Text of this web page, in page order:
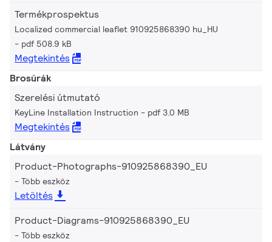
Termékprospektus
Localized commercial leaflet 910925868390 hu_HU
pdf 508.9 kB
Megtekintés
Brosúrák
Szerelési útmutató
KeyLine Installation Instruction pdf 3.0 MB
Megtekintés
Látvány
Product-Photographs-910925868390_EU
Több eszköz
Letöltés
Product-Diagrams-910925868390_EU
Több eszköz